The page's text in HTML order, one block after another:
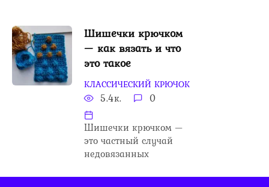
Шишечки крючком
— как вязать и что
это такое
КЛАССИЧЕСКИЙ КРЮЧОК
5.4к. 0
Шишечки крючком —
это частный случай
недовязанных